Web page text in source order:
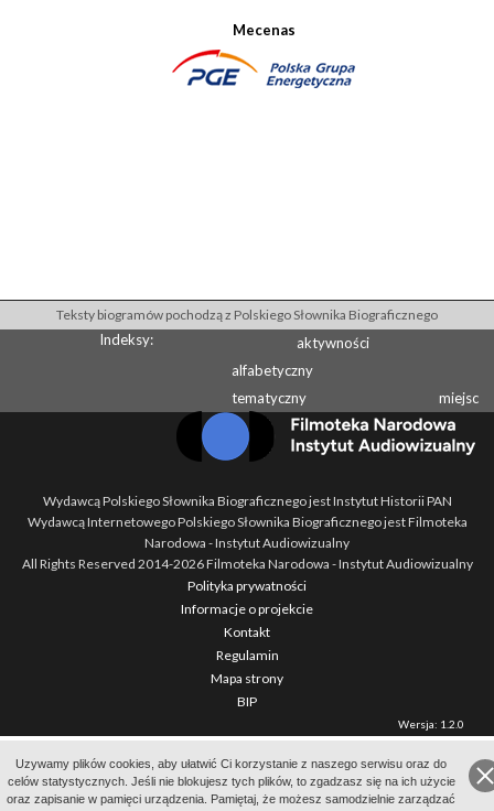
Mecenas
Uzywamy plików cookies, aby ułatwić Ci korzystanie z naszego serwisu oraz do
celów statystycznych. Jeśli nie blokujesz tych plików, to zgadzasz się na ich użycie
oraz zapisanie w pamięci urządzenia. Pamiętaj, że możesz samodzielnie zarządzać
Teksty biogramów pochodzą z Polskiego Słownika Biograficznego
Indeksy:
aktywności
alfabetyczny
tematyczny
miejsc
Wydawcą Polskiego Słownika Biograficznego jest Instytut Historii PAN
Wydawcą Internetowego Polskiego Słownika Biograficznego jest Filmoteka
Narodowa - Instytut Audiowizualny
All Rights Reserved 2014-2026Filmoteka Narodowa - Instytut Audiowizualny
Polityka prywatności
Informacje o projekcie
Kontakt
Regulamin
Mapa strony
BIP
Wersja: 1.2.0